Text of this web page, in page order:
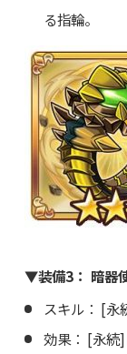
る指輪。
▼装備3： 暗器
スキル： [永
効果： [永続